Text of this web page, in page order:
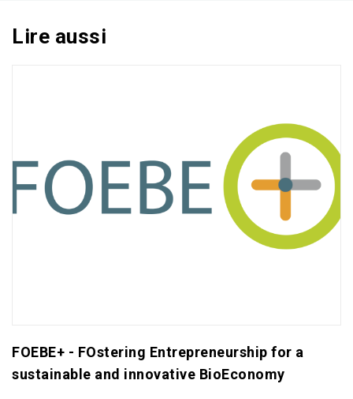
Lire aussi
FOEBE+ - FOstering Entrepreneurship for a
sustainable and innovative BioEconomy